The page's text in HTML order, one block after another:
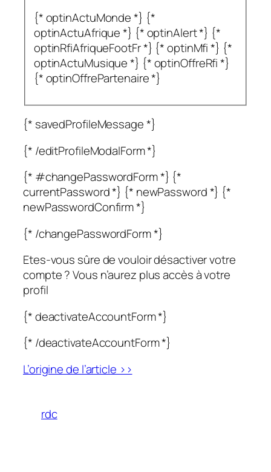
{* optinActuMonde *} {*
optinActuAfrique *} {* optinAlert *} {*
optinRfiAfriqueFootFr *} {* optinMfi *} {*
optinActuMusique *} {* optinOffreRfi *}
{* optinOffrePartenaire *}
{* savedProfileMessage *}
{* /editProfileModalForm *}
{* #changePasswordForm *} {*
currentPassword *} {* newPassword *} {*
newPasswordConfirm *}
{* /changePasswordForm *}
Etes-vous sûre de vouloir désactiver votre
compte ? Vous n’aurez plus accès à votre
profil
{* deactivateAccountForm *}
{* /deactivateAccountForm *}
L’origine de l’article >>
rdc